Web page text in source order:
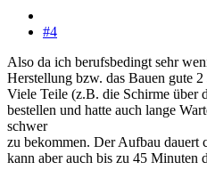
#4
Also da ich berufsbedingt sehr
Herstellung bzw. das Bauen gute
Viele Teile (z.B. die Schirme über
bestellen und hatte auch lange
schwer
zu bekommen. Der Aufbau
kann aber auch bis zu 45 Minuten